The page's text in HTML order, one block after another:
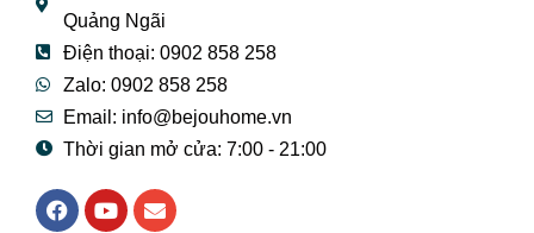
Quảng Ngãi
Điện thoại: 0902 858 258
Zalo: 0902 858 258
Email: info@bejouhome.vn
Thời gian mở cửa: 7:00 - 21:00
F
a
Y
o
E
n